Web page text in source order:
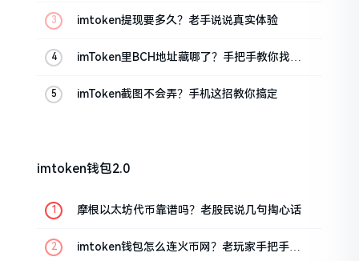
imtoken提现要多久？老手说说真实体验
imToken里BCH地址藏哪了？手把手教你找对
imToken截图不会弄？手机这招教你搞定
imtoken钱包2.0
摩根以太坊代币靠谱吗？老股民说几句掏心话
imtoken钱包怎么连火币网？老玩家手把手教